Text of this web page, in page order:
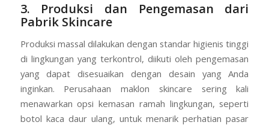
3. Produksi dan Pengemasan dari
Pabrik Skincare
Produksi massal dilakukan dengan standar higienis tinggi
di lingkungan yang terkontrol, diikuti oleh pengemasan
yang dapat disesuaikan dengan desain yang Anda
inginkan. Perusahaan maklon skincare sering kali
menawarkan opsi kemasan ramah lingkungan, seperti
botol kaca daur ulang, untuk menarik perhatian pasar